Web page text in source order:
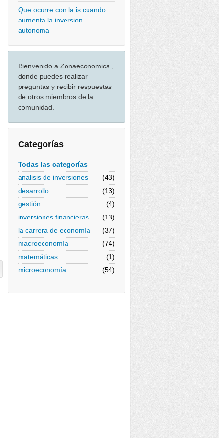
Que ocurre con la is cuando
aumenta la inversion
autonoma
Bienvenido a Zonaeconomica ,
donde puedes realizar
preguntas y recibir respuestas
de otros miembros de la
comunidad.
Categorías
Todas las categorías
analisis de inversiones
(43)
desarrollo
(13)
gestión
(4)
inversiones financieras
(13)
la carrera de economía
(37)
macroeconomía
(74)
matemáticas
(1)
microeconomía
(54)